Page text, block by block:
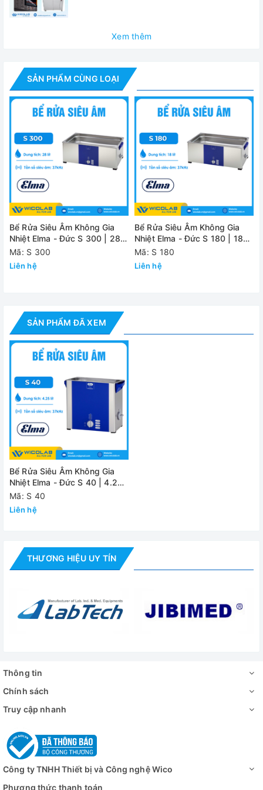
✅ Nút điều khiển để thoát nước bên cạnh bể, giúp thoát
- Dung tích bể:4.25 lít
- Dung tích làm việc:3.2 lít
- Kích thước ngoài W/D/H:301/189/268 mm
- Kích thước trong W/D/H:217/117/149 mm
- Kích thước giỏ W/D/H: 190/105/74 mm
- Khối lượng:4 kg
Cung cấpbaogồm:
- Máy chính
Đánh giá
Xem thêm
SẢN PHẨM CÙNG LOẠI
Bể Rửa Siêu Âm Không Gia
Nhiệt Elma - Đức S 300 | 28
Lít
Mã: S 300
Liên hệ
Bể Rửa Siêu Âm Không Gia
Nhiệt Elma - Đức S 180 | 18
Lít
Mã: S 180
Liên hệ
SẢN PHẨM ĐÃ XEM
Bể Rửa Siêu Âm Không Gia
Nhiệt Elma - Đức S 40 | 4.25
Lít
Mã: S 40
Liên hệ
THƯƠNG HIỆU UY TÍN
Thông tin
Chính sách
Truy cập nhanh
Công ty TNHH Thiết bị và Công nghệ Wico
Phương thức thanh toán